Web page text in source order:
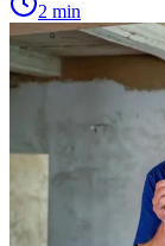
2 min